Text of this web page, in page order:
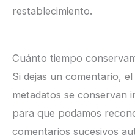
restablecimiento.
Cuánto tiempo
Si dejas un comentario,
metadatos se conservan
para que podamos
comentarios sucesivos